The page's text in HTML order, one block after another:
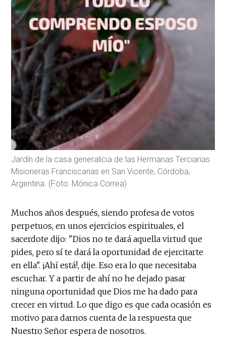
Jardín de la casa generalicia de las Hermanas Terciarias
Misioneras Franciscanas en San Vicente, Córdoba,
Argentina. (Foto: Mónica Correa)
Muchos años después, siendo profesa de votos
perpetuos, en unos ejercicios espirituales, el
sacerdote dijo: "Dios no te dará aquella virtud que
pides, pero sí te dará la oportunidad de ejercitarte
en ella". ¡Ahí está!, dije. Eso era lo que necesitaba
escuchar. Y a partir de ahí no he dejado pasar
ninguna oportunidad que Dios me ha dado para
crecer en virtud. Lo que digo es que cada ocasión es
motivo para darnos cuenta de la respuesta que
Nuestro Señor espera de nosotros.